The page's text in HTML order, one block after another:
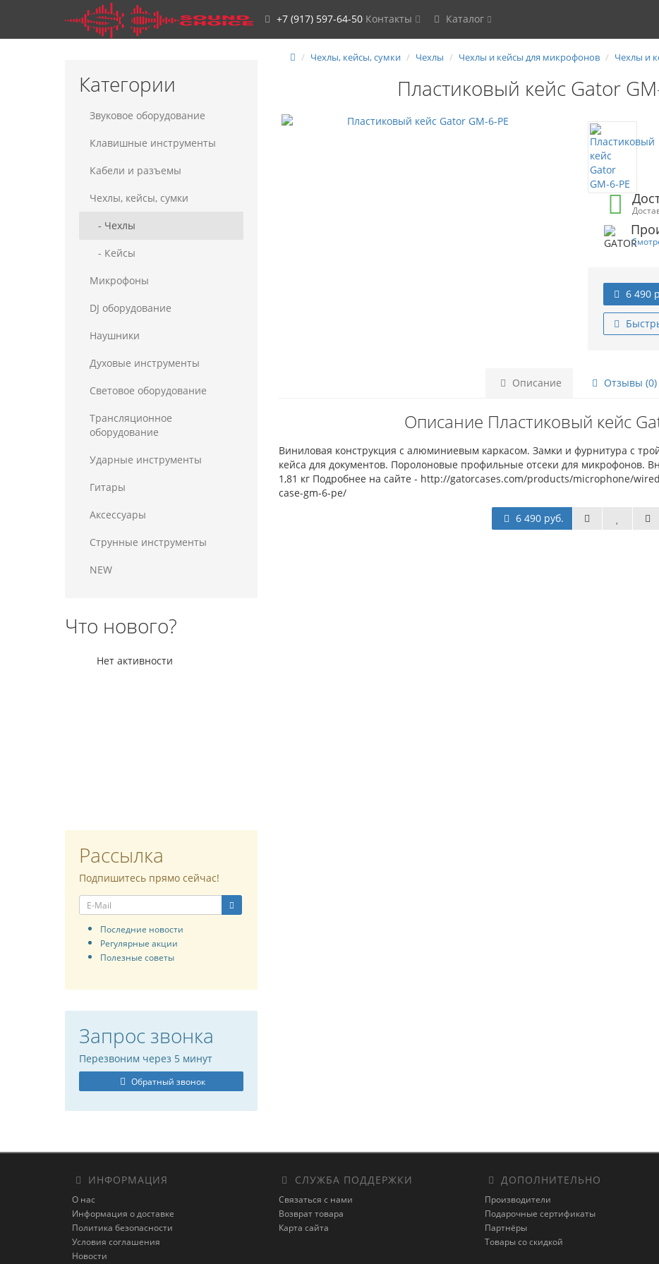
+7 (917) 597-64-50 Контакты Каталог
Категории
Звуковое оборудование
Клавишные инструменты
Кабели и разъемы
Чехлы, кейсы, сумки
- Чехлы
- Кейсы
Микрофоны
DJ оборудование
Наушники
Духовые инструменты
Световое оборудование
Трансляционное
оборудование
Ударные инструменты
Гитары
Аксессуары
Струнные инструменты
NEW
Что нового?
Нет активности
Рассылка
Подпишитесь прямо сейчас!
Последние новости
Регулярные акции
Полезные советы
Запрос звонка
Перезвоним через 5 минут
Обратный звонок
Чехлы, кейсы, сумки Чехлы Чехлы и кейсы для микрофонов Чехлы и
Пластиковый кейс Gator
6 490
Описание Отзывы (0)
Описание Пластиковый кейс
Виниловая конструкция с алюминиевым каркасом. Замки и фурнитура с
кейса для документов. Поролоновые профильные отсеки для микрофонов.
1,81 кг Подробнее на сайте - http://gatorcases.com/products/microphone/
case-gm-6-pe/
6 490 руб.
ИНФОРМАЦИЯ
О нас
Информация о доставке
Политика безопасности
Условия соглашения
Новости
СЛУЖБА ПОДДЕРЖКИ
Связаться с нами
Возврат товара
Карта сайта
ДОПОЛНИТЕЛЬНО
Производители
Подарочные сертификаты
Партнёры
Товары со скидкой